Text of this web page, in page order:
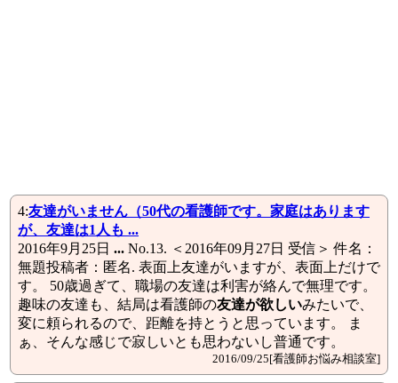
4:友達がいません（50代の看護師です。家庭はあります
が、 友達は1人も ...
2016年9月25日 ... No.13. ＜2016年09月27日 受信＞ 件名：
無題投稿者：匿名. 表面上友達がいますが、表面上だけで
す。 50歳過ぎて、職場の友達は利害が絡んで無理です。
趣味の友達も、結局は看護師の友達が欲しいみたいで、
変に頼られるので、距離を持とうと思っています。 ま
ぁ、そんな感じで寂しいとも思わないし普通です。
2016/09/25[看護師お悩み相談室]